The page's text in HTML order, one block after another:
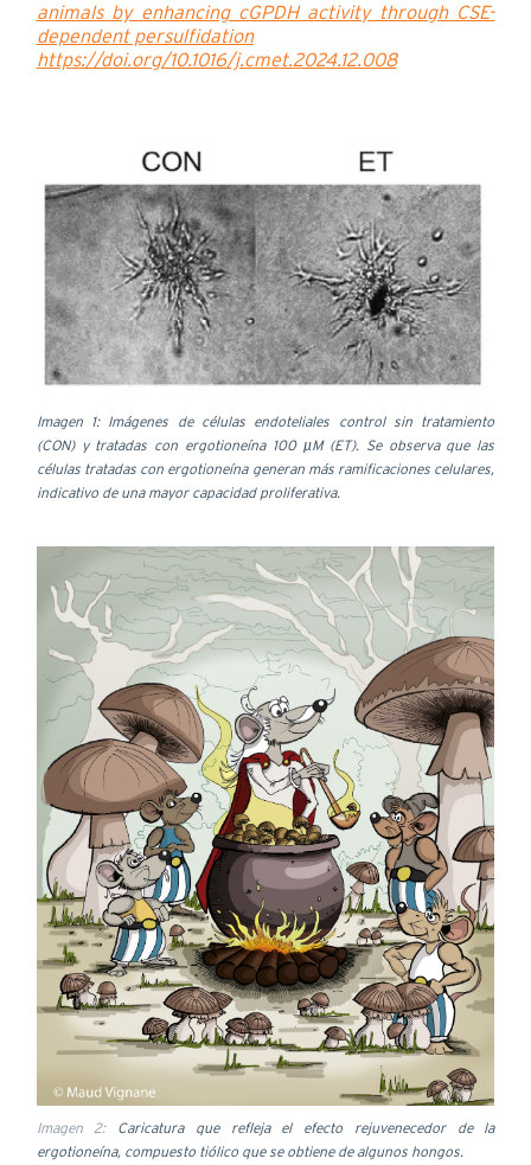
animals by enhancing cGPDH activity through CSE-
dependent persulfidation
https://doi.org/10.1016/j.cmet.2024.12.008
Imagen 1: Imágenes de células endoteliales control sin tratamiento
(CON) y tratadas con ergotioneína 100 µM (ET). Se observa que las
células tratadas con ergotioneína generan más ramificaciones celulares,
indicativo de una mayor capacidad proliferativa.
Imagen 2: Caricatura que refleja el efecto rejuvenecedor de la
ergotioneína, compuesto tiólico que se obtiene de algunos hongos.